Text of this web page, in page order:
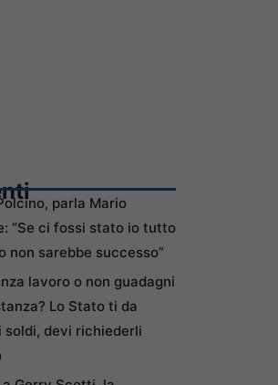
parla Mario
“Se ci fossi stato io tutto
non sarebbe successo”
lavoro o non guadagni
Lo Stato ti da
soldi, devi richiederli